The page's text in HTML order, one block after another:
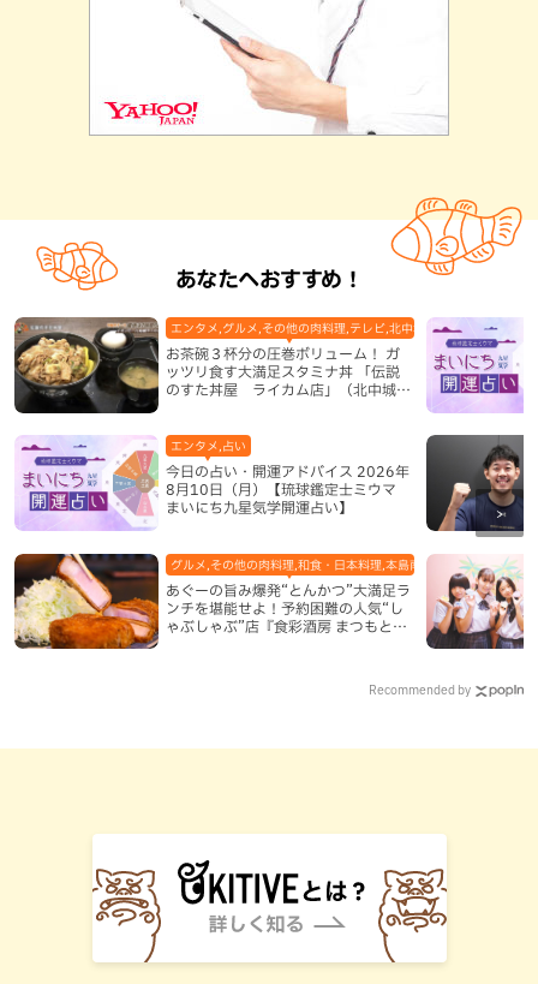
あなたへおすすめ！
お茶碗３杯分の圧巻ボリューム！ ガ
ッツリ食す大満足スタミナ丼 「伝説
のすた丼屋 ライカム店」（北中城
エンタメ,グルメ,その他の肉料理,テレビ,北中城村,地域,本島中部
今日の占い・開運アドバイス 2026年
8月10日（月）【琉球鑑定士ミウマ
まいにち九星気学開運占い】
エンタメ,占い
あぐーの旨み爆発“とんかつ”大満足ラ
ンチを堪能せよ！予約困難の人気“し
ゃぶしゃぶ”店『食彩酒房 まつもと』
グルメ,その他の肉料理,和食・日本料理,本島南部,那覇市
Recommended by